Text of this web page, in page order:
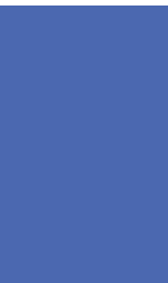
記載されてい
管状態によって